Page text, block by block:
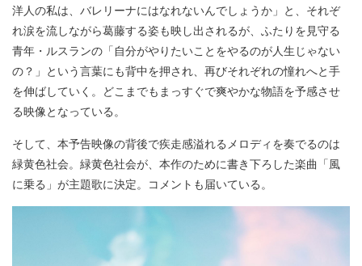
洋人の私は、バレリーナにはなれないんでしょうか」と、それぞ
れ涙を流しながら葛藤する姿も映し出されるが、ふたりを見守る
青年・ルスランの「自分がやりたいことをやるのが人生じゃない
の？」という言葉にも背中を押され、再びそれぞれの憧れへと手
を伸ばしていく。どこまでもまっすぐで爽やかな物語を予感させ
る映像となっている。
そして、本予告映像の背後で疾走感溢れるメロディを奏でるのは
緑黄色社会。緑黄色社会が、本作のために書き下ろした楽曲「風
に乗る」が主題歌に決定。コメントも届いている。